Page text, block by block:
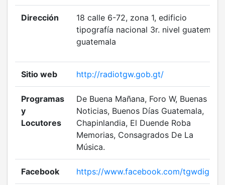
Dirección
18 calle 6-72, zona 1, edificio
tipografía nacional 3r. nivel guatemala
guatemala
Sitio web http://radiotgw.gob.gt/
Programas
y
Locutores
De Buena Mañana, Foro W, Buenas
Noticias, Buenos Días Guatemala,
Chapinlandia, El Duende Roba
Memorias, Consagrados De La
Música.
Facebook https://www.facebook.com/tgwdigital/